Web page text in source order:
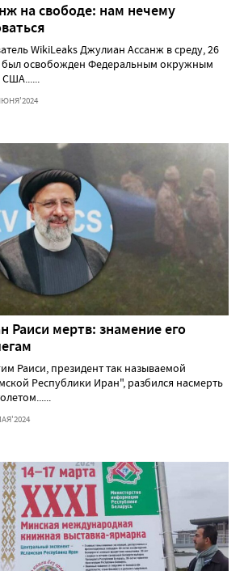
на свободе: нам нечему
WikiLeaks Джулиан Ассанж в среду, 26
освобожден Федеральным окружным
США......
Раиси мертв: знамение его
Раиси, президент так называемой
Республики Иран", разбился насмерть